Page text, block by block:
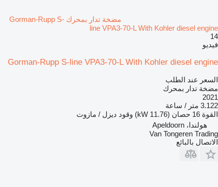
مضخة تدار بمحرك Gorman-Rupp S-
line VPA3-70-L With Kohler diesel engine
14
فيديو
Gorman-Rupp S-line VPA3-70-L With Kohler diesel engine
السعر عند الطلب
مضخة تدار بمحرك
2021
3.122 متر / ساعة
القوة 16 حصان (11.76 kW) وقود ديزل / مازوت
هولندا، Apeldoorn
Van Tongeren Trading
الاتصال بالبائع